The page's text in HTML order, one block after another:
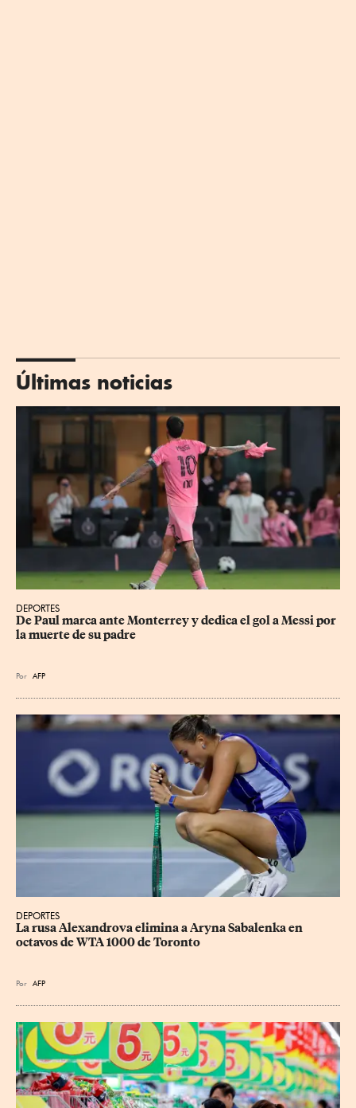
Últimas noticias
DEPORTES
De Paul marca ante Monterrey y dedica el gol a Messi por
la muerte de su padre
Por AFP
DEPORTES
La rusa Alexandrova elimina a Aryna Sabalenka en
octavos de WTA 1000 de Toronto
Por AFP